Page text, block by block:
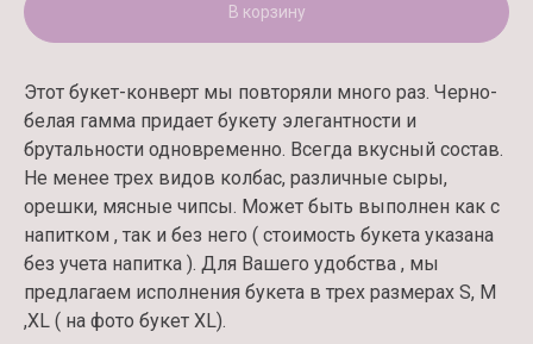
В корзину
Этот букет-конверт мы повторяли много раз. Черно-
белая гамма придает букету элегантности и
брутальности одновременно. Всегда вкусный состав.
Не менее трех видов колбас, различные сыры,
орешки, мясные чипсы. Может быть выполнен как с
напитком , так и без него ( стоимость букета указана
без учета напитка ). Для Вашего удобства , мы
предлагаем исполнения букета в трех размерах S, M
,XL ( на фото букет XL).